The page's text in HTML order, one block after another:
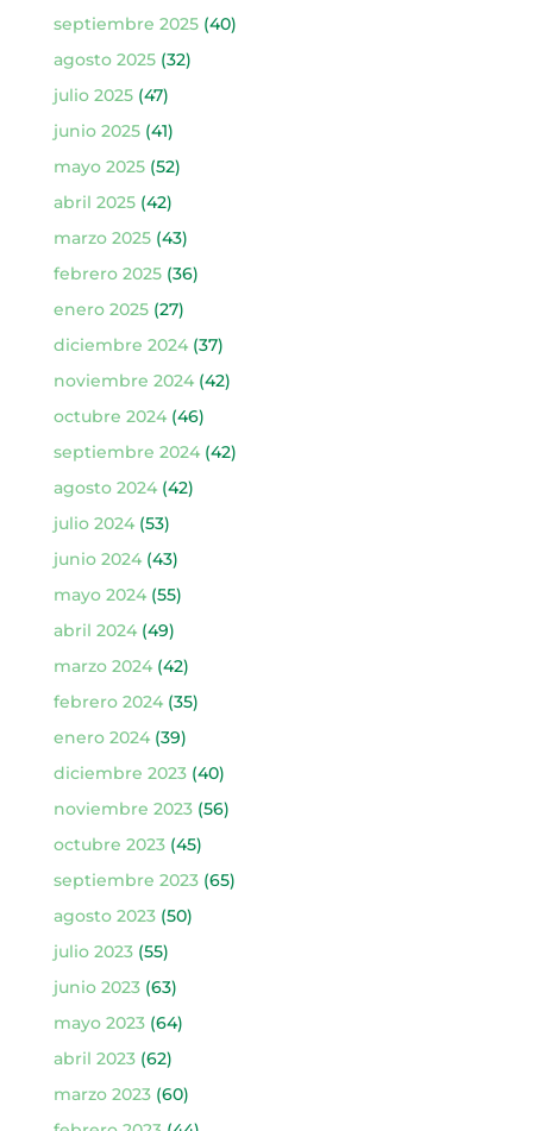
septiembre 2025(40)
agosto 2025(32)
julio 2025(47)
junio 2025(41)
mayo 2025(52)
abril 2025(42)
marzo 2025(43)
febrero 2025(36)
enero 2025(27)
diciembre 2024(37)
noviembre 2024(42)
octubre 2024(46)
septiembre 2024(42)
agosto 2024(42)
julio 2024(53)
junio 2024(43)
mayo 2024(55)
abril 2024(49)
marzo 2024(42)
febrero 2024(35)
enero 2024(39)
diciembre 2023(40)
noviembre 2023(56)
octubre 2023(45)
septiembre 2023(65)
agosto 2023(50)
julio 2023(55)
junio 2023(63)
mayo 2023(64)
abril 2023(62)
marzo 2023(60)